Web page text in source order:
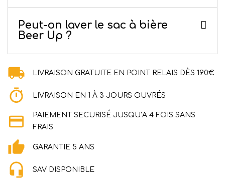
Peut-on laver le sac à bière
Beer Up ?
LIVRAISON GRATUITE EN POINT RELAIS DÈS 190€
LIVRAISON EN 1 À 3 JOURS OUVRÉS
PAIEMENT SECURISÉ JUSQU’A 4 FOIS SANS
FRAIS
GARANTIE 5 ANS
SAV DISPONIBLE